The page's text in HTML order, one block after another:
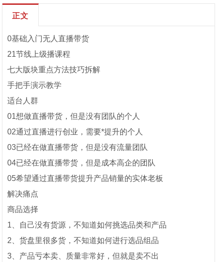
正文
0基础入门无人直播带货
21节线上级播课程
七大版块重点方法技巧拆解
手把手演示教学
适台人群
01想做直播带货，但是没有团队的个人
02通过直播进行创业，需要*提升的个人
03已经在做直播带货，但是没有流量团队
04已经在做直播带货，但是成本高企的团队
05希望通过直播带货提升产品销量的实体老板
解决痛点
商品选择
1、自己没有货源，不知道如何挑选品类和产品
2、货盘里很多货，不知道如何进行选品组品
3、产品亏本卖、质量非常好，但就是卖不出